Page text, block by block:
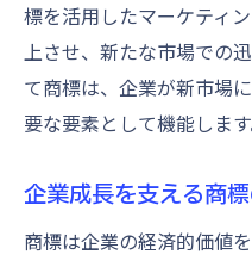
標を活用したマーケティ
上させ、新たな市場での
て商標は、企業が新市場
要な要素として機能します
企業成長を支える商
商標は企業の経済的価値